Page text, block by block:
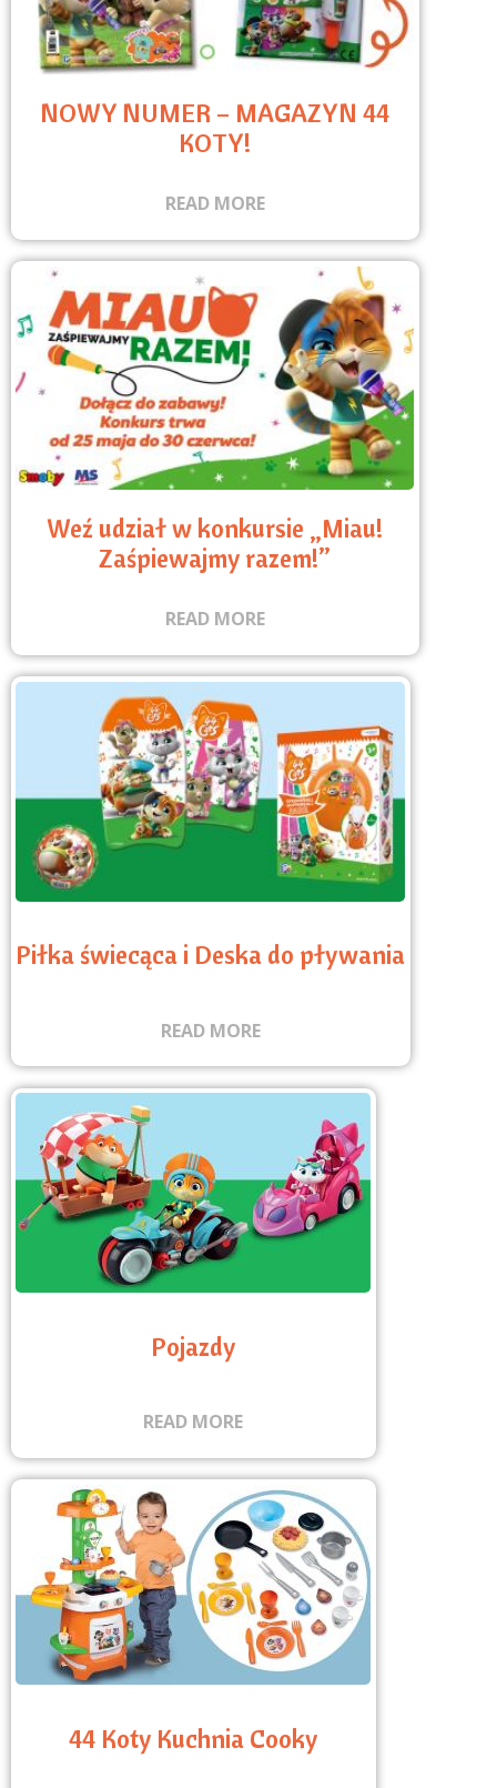
NOWY NUMER – MAGAZYN 44
KOTY!
READ MORE
Weź udział w konkursie „Miau!
Zaśpiewajmy razem!”
READ MORE
Piłka świecąca i Deska do pływania
READ MORE
Pojazdy
READ MORE
44 Koty Kuchnia Cooky